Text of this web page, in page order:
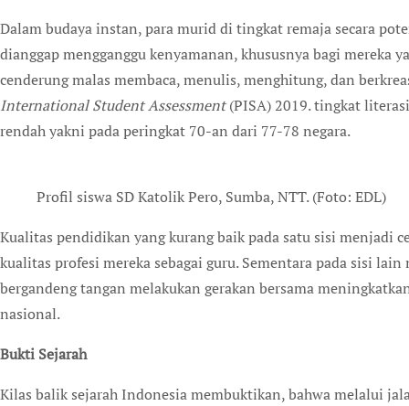
Dalam budaya instan, para murid di tingkat remaja secara
dianggap mengganggu kenyamanan, khususnya bagi mereka
cenderung malas membaca, menulis, menghitung, dan
International Student Assessment(PISA) 2019. tingkat
rendah yakni pada peringkat 70-an dari 77-78 negara.
Profil siswa SD Katolik Pero, Sumba, NTT. (Foto: EDL)
Kualitas pendidikan yang kurang baik pada satu sisi menjadi
kualitas profesi mereka sebagai guru. Sementara pada sisi
bergandeng tangan melakukan gerakan bersama
nasional.
Bukti Sejarah
Kilas balik sejarah Indonesia membuktikan, bahwa melalui